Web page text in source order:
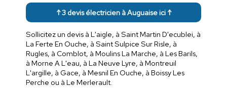
↑ 3 devis électricien à Auguaise ici ↑
Sollicitez un devis à L'aigle, à Saint Martin D'ecublei, à
La Ferte En Ouche, à Saint Sulpice Sur Risle, à
Rugles, à Comblot, à Moulins La Marche, à Les Barils,
à Morne A L'eau, à La Neuve Lyre, à Montreuil
L'argille, à Gace, à Mesnil En Ouche, à Boissy Les
Perche ou à Le Merlerault.